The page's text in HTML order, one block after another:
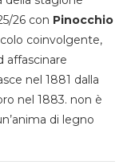
26 con Pinocchio
coinvolgente,
affascinare
nel 1881 dalla
nel 1883. non è
di legno